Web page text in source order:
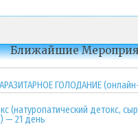
Ближайшие
ГОЛОДАНИЕ
(натуропатический детокс,
— 21 день